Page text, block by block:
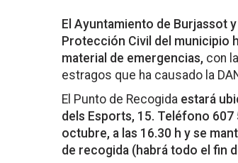
El Ayuntamiento de Burjassot
Protección Civil del municipio
material de emergencias, con
estragos que ha causado la
El Punto de Recogida estará
dels Esports, 15. Teléfono 607
octubre, a las 16.30 h y se
de recogida (habrá todo el fin